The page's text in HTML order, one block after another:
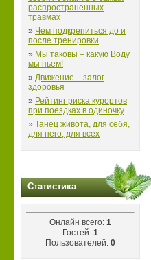
распространенных
травмах
» Чем подкрепиться до и
после тренировки
» Мы таковы – какую Воду
мы пьем!
» Движение – залог
здоровья
» Рейтинг риска курортов
при поездках в одиночку
» Танец живота, для себя,
для него, для всех
Статистика
Онлайн всего: 1
Гостей: 1
Пользователей: 0